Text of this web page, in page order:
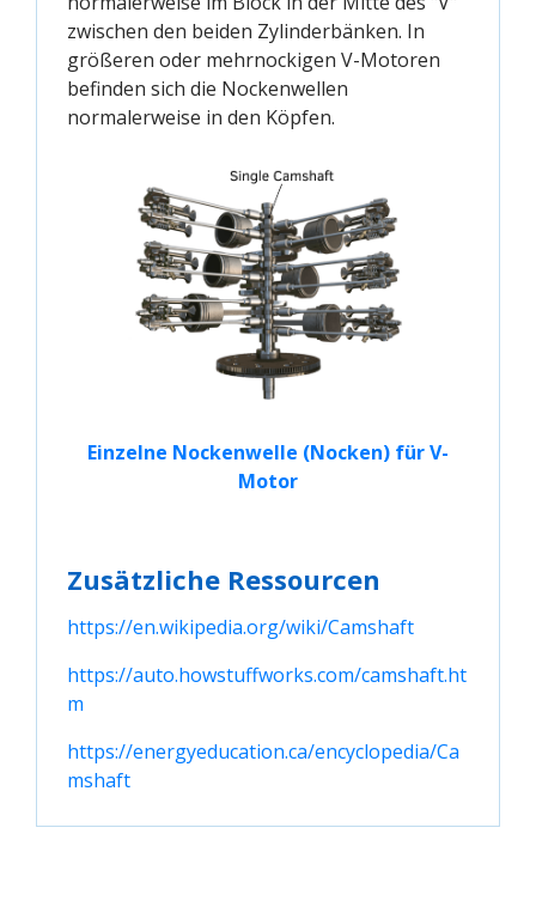
zwischen den beiden Zylinderbänken. In
größeren oder mehrnockigen V-Motoren
befinden sich die Nockenwellen
normalerweise in den Köpfen.
Einzelne Nockenwelle (Nocken) für V-
Motor
Zusätzliche Ressourcen
https://en.wikipedia.org/wiki/Camshaft
https://auto.howstuffworks.com/camshaft.ht
m
https://energyeducation.ca/encyclopedia/Ca
mshaft